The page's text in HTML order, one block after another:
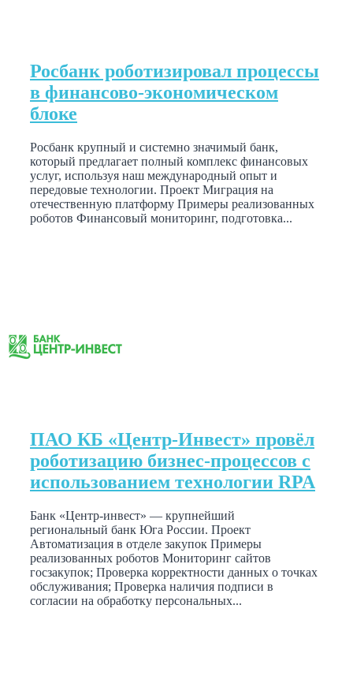
Росбанк роботизировал процессы
в финансово-экономическом
блоке
Росбанк крупный и системно значимый банк,
который предлагает полный комплекс финансовых
услуг, используя наш международный опыт и
передовые технологии. Проект Миграция на
отечественную платформу Примеры реализованных
роботов Финансовый мониторинг, подготовка...
ПАО КБ «Центр-Инвест» провёл
роботизацию бизнес-процессов с
использованием технологии RPA
Банк «Центр-инвест» — крупнейший
региональный банк Юга России. Проект
Автоматизация в отделе закупок Примеры
реализованных роботов Мониторинг сайтов
госзакупок; Проверка корректности данных о точках
обслуживания; Проверка наличия подписи в
согласии на обработку персональных...